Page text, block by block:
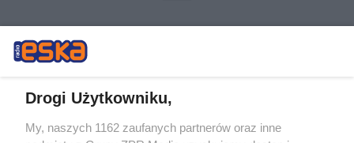
Drogi Użytkowniku,
My, naszych 1162 zaufanych partnerów oraz inne